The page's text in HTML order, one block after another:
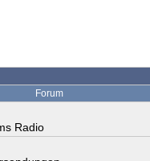
Forum
Radio